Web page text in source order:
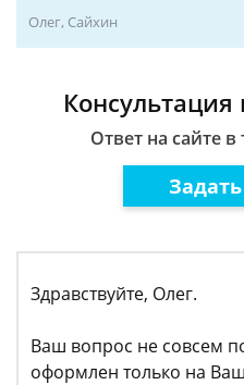
Олег, Сайхин
Ответ на сайте
Здравствуйте, Олег.
Ваш вопрос не совсем
оформлен только на